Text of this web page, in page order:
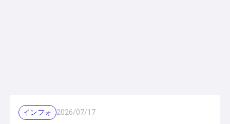
インフォ 2026/07/17